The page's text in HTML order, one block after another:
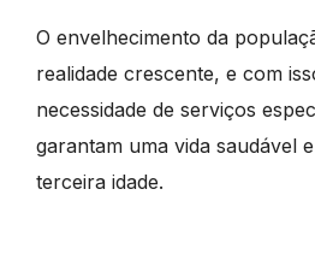
O envelhecimento da
realidade crescente, e com
necessidade de serviços
garantam uma vida saudável
terceira idade.